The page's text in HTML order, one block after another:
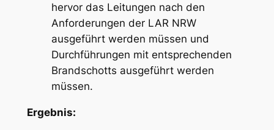
hervor das Leitungen nach den
Anforderungen der LAR NRW
ausgeführt werden müssen und
Durchführungen mit entsprechenden
Brandschotts ausgeführt werden
müssen.
Ergebnis: